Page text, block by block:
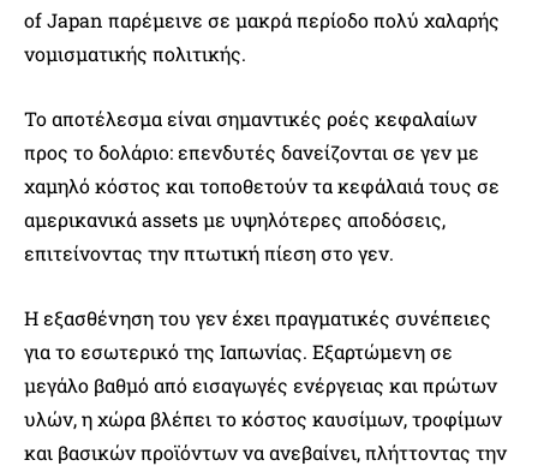
of Japan παρέμεινε σε μακρά περίοδο πολύ χαλαρής
νομισματικής πολιτικής.
Το αποτέλεσμα είναι σημαντικές ροές κεφαλαίων
προς το δολάριο: επενδυτές δανείζονται σε γεν με
χαμηλό κόστος και τοποθετούν τα κεφάλαιά τους σε
αμερικανικά assets με υψηλότερες αποδόσεις,
επιτείνοντας την πτωτική πίεση στο γεν.
Η εξασθένηση του γεν έχει πραγματικές συνέπειες
για το εσωτερικό της Ιαπωνίας. Εξαρτώμενη σε
μεγάλο βαθμό από εισαγωγές ενέργειας και πρώτων
υλών, η χώρα βλέπει το κόστος καυσίμων, τροφίμων
και βασικών προϊόντων να ανεβαίνει, πλήττοντας την